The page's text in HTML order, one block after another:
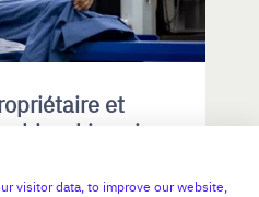
et
blanchisserie
Bretagne Sud
visitor data, to improve our website,